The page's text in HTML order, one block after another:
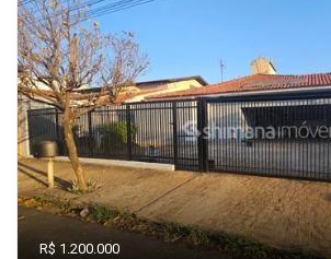
R$ 1.200.000